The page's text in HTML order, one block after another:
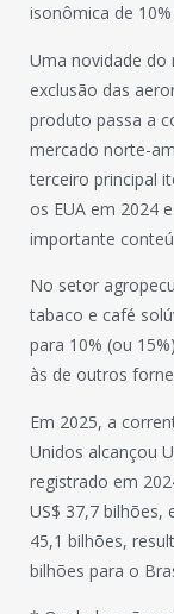
isonômica de
Uma novidade do
exclusão das
produto passa a
mercado norte-
terceiro principal
os EUA em 2024
importante
No setor
tabaco e café
para 10% (ou
às de outros
Em 2025, a
Unidos alcançou
registrado em
US$ 37,7 bilhões,
45,1 bilhões,
bilhões para o